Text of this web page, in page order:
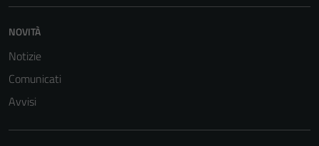
NOVITÀ
Notizie
Comunicati
Avvisi
Questi cookie